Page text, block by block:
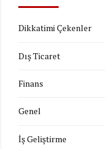
Dikkatimi Çekenler
Dış Ticaret
Finans
Genel
İş Geliştirme